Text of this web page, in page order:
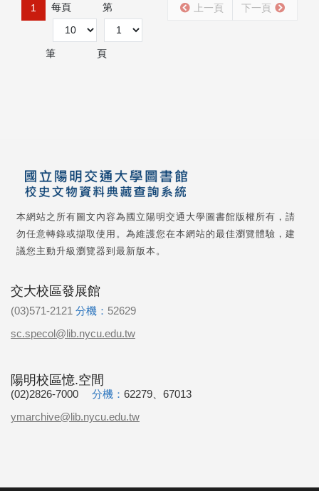
1 每頁
筆
第
頁
上一頁 下一頁
本網站之所有圖文內容為國立陽明交通大學圖書館版權所有，請
勿任意轉錄或擷取使用。為維護您在本網站的最佳瀏覽體驗，建
議您主動升級瀏覽器到最新版本。
交大校區發展館
(03)571-2121 分機： 52629
sc.specol@lib.nycu.edu.tw
陽明校區憶.空間
(02)2826-7000 分機： 62279、67013
ymarchive@lib.nycu.edu.tw